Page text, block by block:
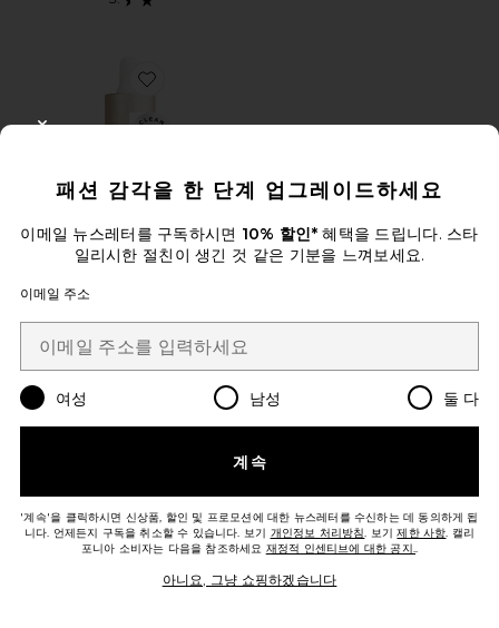
Favorite Belly & Body Oil
패션 감각을 한 단계 업그레이드하세요
이메일 뉴스레터를 구독하시면 10% 할인*혜택을 드립니다. 스타
일리시한 절친이 생긴 것 같은 기분을 느껴보세요.
이메일 주소
여성 남성 둘 다
계속
'계속'을 클릭하시면 신상품, 할인 및 프로모션에 대한 뉴스레터를 수신하는 데 동의하게 됩
니다. 언제든지 구독을 취소할 수 있습니다. 보기 개인정보 처리방침. 보기제한 사항. 캘리
포니아 소비자는 다음을 참조하세요 재정적 인센티브에 대한 공지..
아니요, 그냥 쇼핑하겠습니다